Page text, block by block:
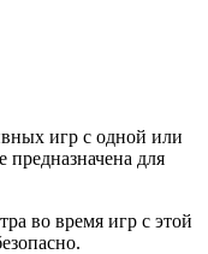
игр с одной или
для
во время игр с этой